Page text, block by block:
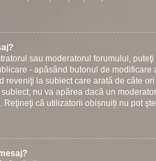
sau moderatorul forumului,
- apăsând butonul de
reveniţi la subiect care arată de câte
nu va apărea dacă un
Reţineţi că utilizatorii obișnuiți nu pot